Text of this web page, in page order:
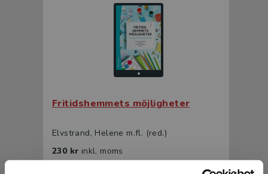
Fritidshemmets möjligheter
Elvstrand, Helene m.fl. (red.)
230 kr inkl. moms
Exkl. moms: 217 kr